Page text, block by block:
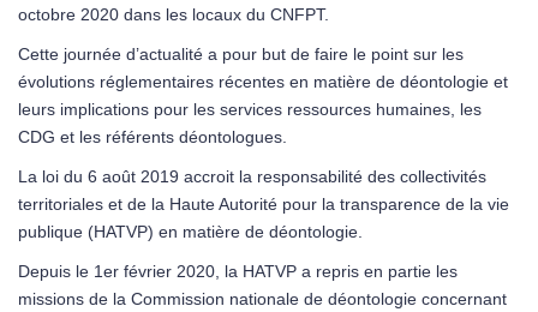
octobre 2020 dans les locaux du CNFPT.
Cette journée d’actualité a pour but de faire le point sur les
évolutions réglementaires récentes en matière de déontologie et
leurs implications pour les services ressources humaines, les
CDG et les référents déontologues.
La loi du 6 août 2019 accroit la responsabilité des collectivités
territoriales et de la Haute Autorité pour la transparence de la vie
publique (HATVP) en matière de déontologie.
Depuis le 1er février 2020, la HATVP a repris en partie les
missions de la Commission nationale de déontologie concernant